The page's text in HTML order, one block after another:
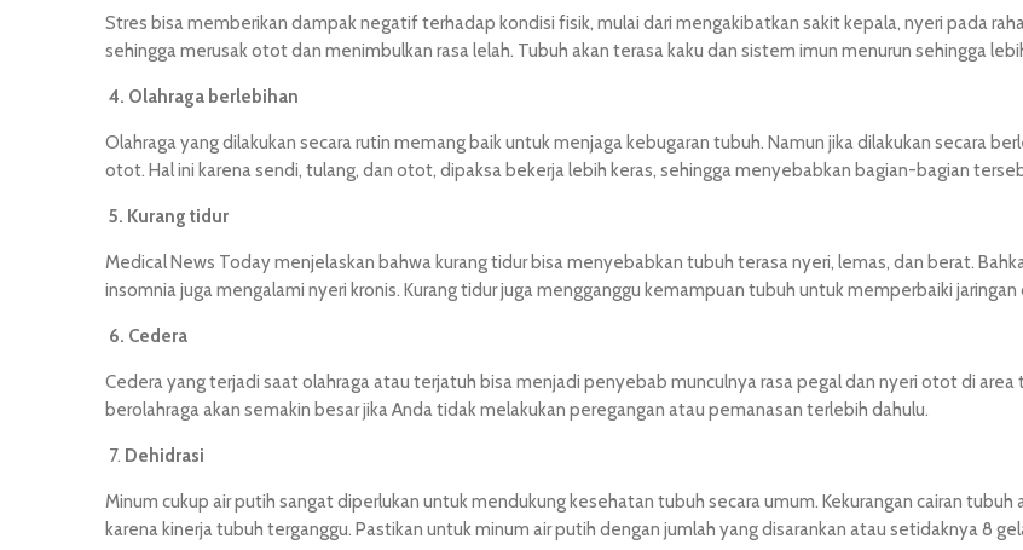
Stres bisa memberikan dampak negatif terhadap kondisi fisik, mulai dari mengakibatkan sakit kepala, nyeri pada
sehingga merusak otot dan menimbulkan rasa lelah. Tubuh akan terasa kaku dan sistem imun menurun sehingga
4. Olahraga berlebihan
Olahraga yang dilakukan secara rutin memang baik untuk menjaga kebugaran tubuh. Namun jika dilakukan secara
otot. Hal ini karena sendi, tulang, dan otot, dipaksa bekerja lebih keras, sehingga menyebabkan bagian-bagian
5. Kurang tidur
Medical News Today menjelaskan bahwa kurang tidur bisa menyebabkan tubuh terasa nyeri, lemas, dan berat.
insomnia juga mengalami nyeri kronis. Kurang tidur juga mengganggu kemampuan tubuh untuk memperbaiki
6. Cedera
Cedera yang terjadi saat olahraga atau terjatuh bisa menjadi penyebab munculnya rasa pegal dan nyeri otot di
berolahraga akan semakin besar jika Anda tidak melakukan peregangan atau pemanasan terlebih dahulu.
7. Dehidrasi
Minum cukup air putih sangat diperlukan untuk mendukung kesehatan tubuh secara umum. Kekurangan cairan
karena kinerja tubuh terganggu. Pastikan untuk minum air putih dengan jumlah yang disarankan atau setidaknya 8